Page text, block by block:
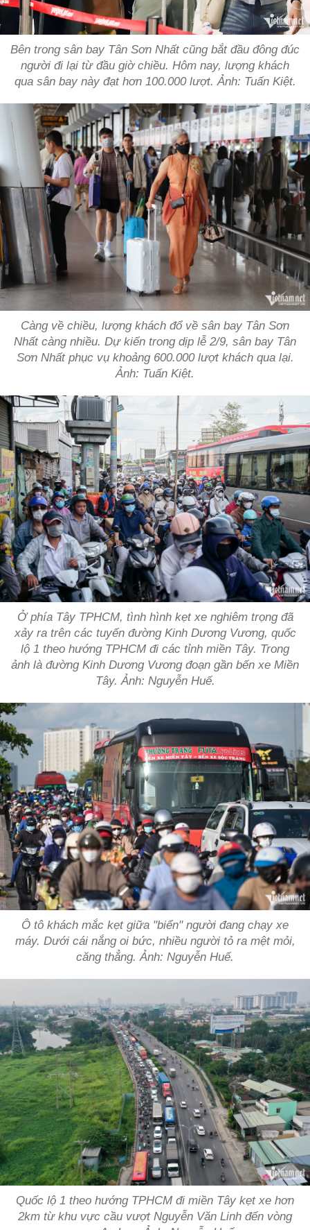
Bên trong sân bay Tân Sơn Nhất cũng bắt đầu đông đúc
người đi lại từ đầu giờ chiều. Hôm nay, lượng khách
qua sân bay này đạt hơn 100.000 lượt. Ảnh: Tuấn Kiệt.
Càng về chiều, lượng khách đổ về sân bay Tân Sơn
Nhất càng nhiều. Dự kiến trong dịp lễ 2/9, sân bay Tân
Sơn Nhất phục vụ khoảng 600.000 lượt khách qua lại.
Ảnh: Tuấn Kiệt.
Ở phía Tây TPHCM, tình hình kẹt xe nghiêm trọng đã
xảy ra trên các tuyến đường Kinh Dương Vương, quốc
lộ 1 theo hướng TPHCM đi các tỉnh miền Tây. Trong
ảnh là đường Kinh Dương Vương đoạn gần bến xe Miền
Tây. Ảnh: Nguyễn Huế.
Ô tô khách mắc kẹt giữa "biển" người đang chạy xe
máy. Dưới cái nắng oi bức, nhiều người tỏ ra mệt mỏi,
căng thẳng. Ảnh: Nguyễn Huế.
Quốc lộ 1 theo hướng TPHCM đi miền Tây kẹt xe hơn
2km từ khu vực cầu vượt Nguyễn Văn Linh đến vòng